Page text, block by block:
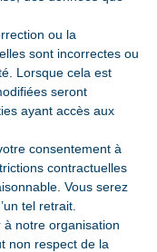
ou la
sont incorrectes ou
Lorsque cela est
seront
ayant accès aux
consentement à
contractuelles
Vous serez
tel retrait.
à notre organisation
non respect de la